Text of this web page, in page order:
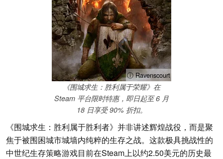
ⓘ Ravenscourt
《围城求生：胜利属于荣耀》在
Steam 平台限时特惠，即日起至 6 月
18 日享受 90% 折扣。
《围城求生：胜利属于胜利者》并非讲述辉煌战役，而是聚
焦于被围困城市城墙内纯粹的生存之战。这款极具挑战性的
中世纪生存策略游戏目前在Steam上以约2.50美元的历史最